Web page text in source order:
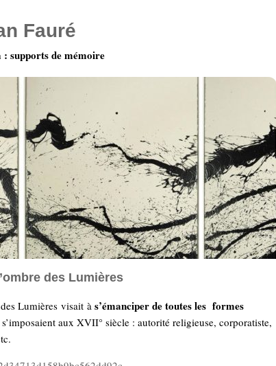
des Lumières
Lumières visait à s’émanciper de toutes les formes
aux XVII° siècle : autorité religieuse, corporatiste,
Fauré
supports de mémoire